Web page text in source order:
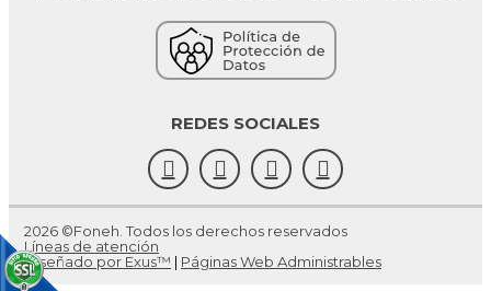
REDES SOCIALES
2026 ©Foneh. Todos los derechos reservados
Líneas de atención
Diseñado por Exus™ | Páginas Web Administrables